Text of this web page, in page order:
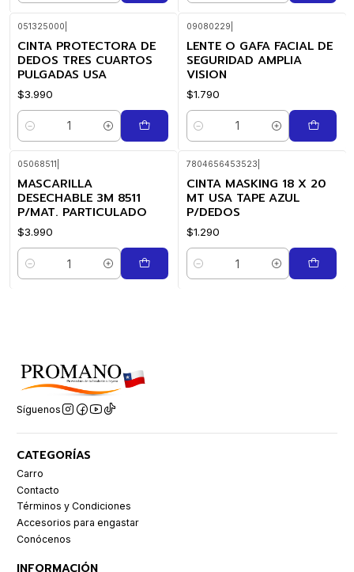
051325000
CINTA PROTECTORA DE
DEDOS TRES CUARTOS
PULGADAS USA
$3.990
Cantidad
09080229
LENTE O GAFA FACIAL DE
SEGURIDAD AMPLIA
VISION
$1.790
Cantidad
05068511
MASCARILLA
DESECHABLE 3M 8511
P/MAT. PARTICULADO
$3.990
Cantidad
7804656453523
CINTA MASKING 18 X 20
MT USA TAPE AZUL
P/DEDOS
$1.290
Cantidad
Síguenos
CATEGORÍAS
Carro
Contacto
Términos y Condiciones
Accesorios para engastar
Conócenos